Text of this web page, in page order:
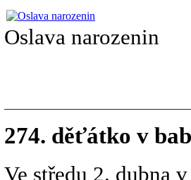
Oslava narozenin
274. děťátko v
Ve středu 2. dubna